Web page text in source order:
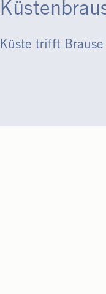
Küste trifft